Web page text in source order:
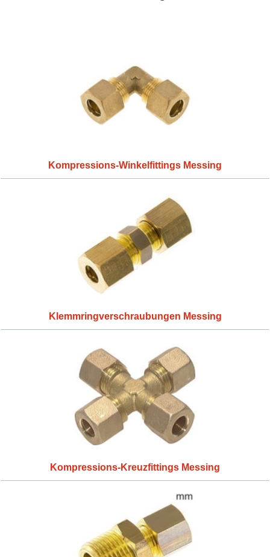
Kompressions-Winkelfittings Messing
Klemmringverschraubungen Messing
Kompressions-Kreuzfittings Messing